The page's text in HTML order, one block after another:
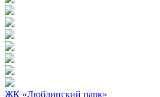
ЖК «Люблинский парк»